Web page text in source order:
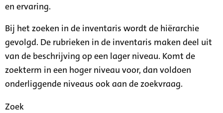
en ervaring.
Bij het zoeken in de inventaris wordt de hiërarchie
gevolgd. De rubrieken in de inventaris maken deel uit
van de beschrijving op een lager niveau. Komt de
zoekterm in een hoger niveau voor, dan voldoen
onderliggende niveaus ook aan de zoekvraag.
Zoek